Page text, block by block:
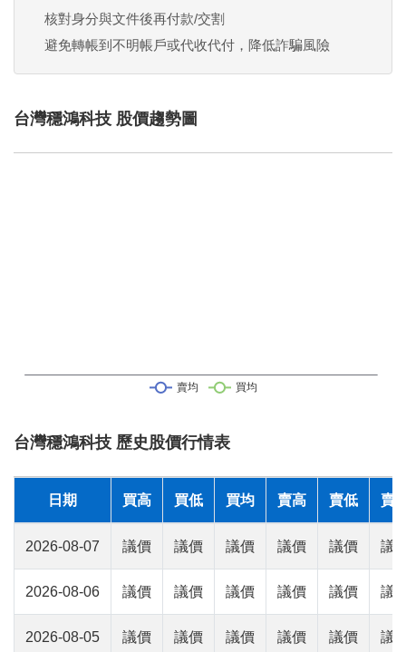
核對身分與文件後再付款/交割
避免轉帳到不明帳戶或代收代付，降低詐騙風險
台灣穩鴻科技 股價趨勢圖
台灣穩鴻科技 歷史股價行情表
日期 買高 買低 買均 賣高 賣低 賣
2026-08-07 議價 議價 議價 議價 議價 議
2026-08-06 議價 議價 議價 議價 議價 議
2026-08-05 議價 議價 議價 議價 議價 議